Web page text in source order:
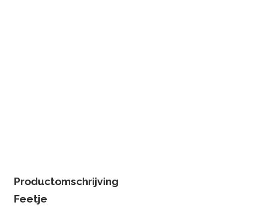
Productomschrijving
Feetje